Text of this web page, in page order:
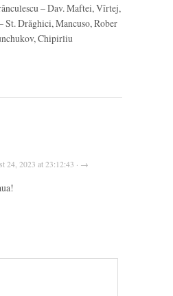
– Dav. Maftei, Vîrtej,
St. Drăghici, Mancuso, Rober
Chipirliu
24, 2023 at 23:12:43 · →